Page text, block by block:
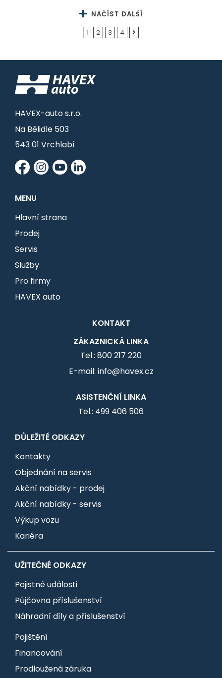
NAČÍST DALŠÍ
1
2 3 4
HAVEX-auto s.r.o.
Na Bělidle 503
543 01 Vrchlabí
MENU
Hlavní strana
Prodej
Servis
Služby
Pro firmy
HAVEX auto
KONTAKT
ZÁKAZNICKÁ LINKA
Tel.: 800 217 220
E-mail: info@havex.cz
ASISTENČNÍ LINKA
Tel.: 499 406 506
DŮLEŽITÉ ODKAZY
Kontakty
Objednání na servis
Akční nabídky - prodej
Akční nabídky - servis
Výkup vozu
Kariéra
UŽITEČNÉ ODKAZY
Pojistné události
Půjčovna příslušenství
Náhradní díly a příslušenství
Pojištění
Financování
Prodloužená záruka